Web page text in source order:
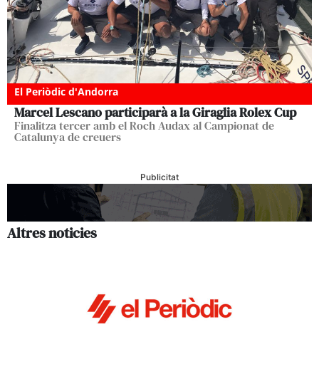
El Periòdic d'Andorra
Marcel Lescano participarà a la Giraglia Rolex Cup
Finalitza tercer amb el Roch Audax al Campionat de
Catalunya de creuers
Publicitat
Altres noticies